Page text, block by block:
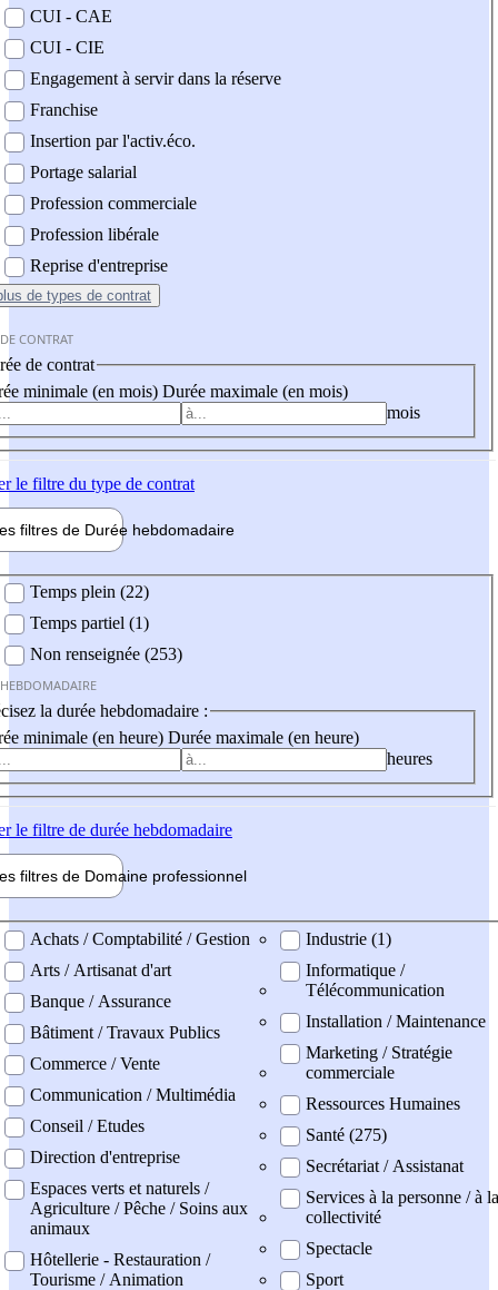
CUI - CAE
CUI - CIE
Engagement à servir dans la réserve
Franchise
Insertion par l'activ.éco.
Portage salarial
Profession commerciale
Profession libérale
Reprise d'entreprise
de types de contrat
CONTRAT
de contrat
minimale (en mois) Durée maximale (en mois)
mois
le filtre du type de contrat
filtres de Durée hebdomadaire
Temps plein (22)
Temps partiel (1)
Non renseignée (253)
la durée hebdomadaire :
minimale (en heure) Durée maximale (en heure)
heures
le filtre de durée hebdomadaire
filtres de Domaine professionnel
professionel
Achats / Comptabilité / Gestion
Arts / Artisanat d'art
Banque / Assurance
Bâtiment / Travaux Publics
Commerce / Vente
Communication / Multimédia
Conseil / Etudes
Direction d'entreprise
Espaces verts et naturels /
Agriculture / Pêche / Soins aux
animaux
Hôtellerie - Restauration /
Tourisme / Animation
Industrie (1)
Informatique /
Télécommunication
Installation / Maintenance
Marketing / Stratégie
commerciale
Ressources Humaines
Santé (275)
Secrétariat / Assistanat
Services à la personne / à la
collectivité
Spectacle
Sport